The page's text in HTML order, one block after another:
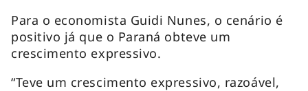
Para o economista Guidi Nunes, o cenário é
positivo já que o Paraná obteve um
crescimento expressivo.
“Teve um crescimento expressivo, razoável,